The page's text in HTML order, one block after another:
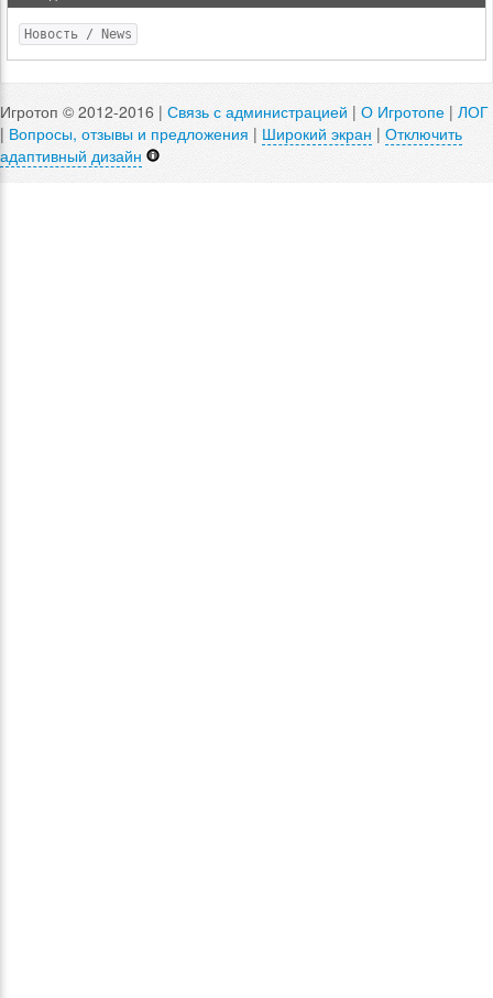
Новость / News
Игротоп © 2012-2016 | Связь с администрацией | О Игротопе |ЛОГ
| Вопросы, отзывы и предложения | Широкий экран | Отключить
адаптивный дизайн